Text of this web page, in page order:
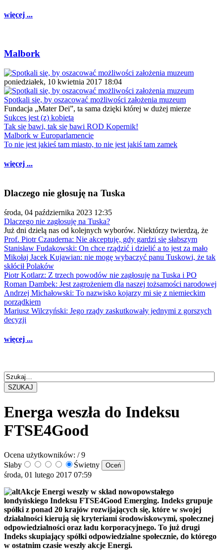
więcej ...
Malbork
poniedziałek, 10 kwietnia 2017 18:04
Spotkali się, by oszacować możliwości założenia muzeum
Fundacja „Mater Dei”, ta sama dzięki której w dużej mierze
Sukces jest (z) kobietą
Tak się bawi, tak się bawi ROD Kopernik!
Malbork w Europarlamencie
To nie jest jakieś tam miasto, to nie jest jakiś tam zamek
więcej ...
Dlaczego nie głosuję na Tuska
środa, 04 października 2023 12:35
Dlaczego nie zagłosuję na Tuska?
Już dni dzielą nas od kolejnych wyborów. Niektórzy twierdzą, że
Prof. Piotr Czauderna: Nie akceptuję, gdy gardzi się słabszym
Stanisław Fudakowski: On chce rządzić i dzielić a to jest za mało
Mikołaj Jacek Kujawian: nie mogę wybaczyć panu Tuskowi, że tak
skłócił Polaków
Piotr Kotlarz: Z trzech powodów nie zagłosuję na Tuska i PO
Roman Dambek: Jest zagrożeniem dla naszej tożsamości narodowej
Andrzej Michałowski: To nazwisko kojarzy mi się z niemieckim
porządkiem
Mariusz Wilczyński: Jego rządy zaskutkowały jednymi z gorszych
decyzji
więcej ...
SZUKAJ
Energa weszła do Indeksu
FTSE4Good
Ocena użytkowników: / 9
Słaby
Świetny
środa, 01 lutego 2017 07:59
Akcje Energi weszły w skład nowopowstałego
londyńskiego Indeksu FTSE4Good Emerging. Indeks grupuje
spółki z ponad 20 krajów rozwijających się, które w swojej
działalności kierują się kryteriami środowiskowymi, społecznej
odpowiedzialności oraz ładu korporacyjnego. To już drugi
Indeks skupiający spółki odpowiedzialne społecznie, do którego
w ostatnim czasie weszły akcje Energi.